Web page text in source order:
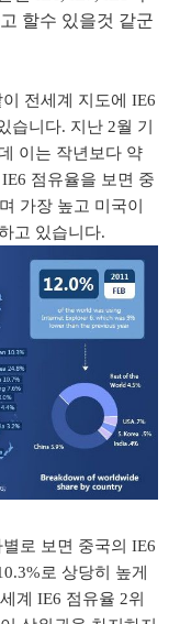
할수 있을것 같군
전세계 지도에 IE6
습니다. 지난 2월 기
이는 작년보다 약
점유율을 보면 중
가장 높고 미국이
고 있습니다.
로 보면 중국의 IE6
로 상당히 높게
계 IE6 점유율 2위